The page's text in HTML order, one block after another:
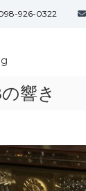
926-0322
響き